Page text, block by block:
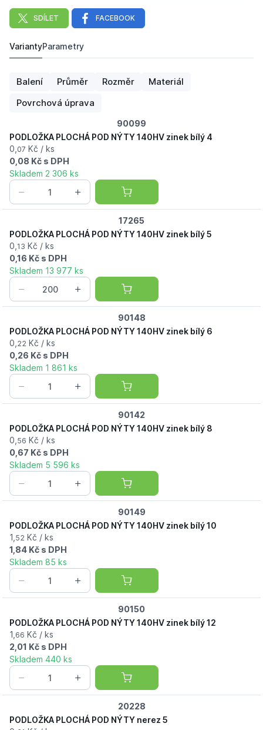
SDÍLET FACEBOOK
PODLOŽKA PLOCHÁ POD NÝTY 140HV zinek bílý 5
9, Kč
VariantyParametry
Balení Průměr Rozměr
Materiál
Povrchová úprava
90099
PODLOŽKA PLOCHÁ POD NÝTY 140HV zinek bílý 4
0, 07 Kč / ks
0,08 Kč s DPH
Skladem 2 306 ks
17265
PODLOŽKA PLOCHÁ POD NÝTY 140HV zinek bílý 5
0, 13 Kč / ks
0,16 Kč s DPH
Skladem 13 977 ks
90148
PODLOŽKA PLOCHÁ POD NÝTY 140HV zinek bílý 6
0, 22 Kč / ks
0,26 Kč s DPH
Skladem 1 861 ks
90142
PODLOŽKA PLOCHÁ POD NÝTY 140HV zinek bílý 8
0, 56 Kč / ks
0,67 Kč s DPH
Skladem 5 596 ks
90149
PODLOŽKA PLOCHÁ POD NÝTY 140HV zinek bílý 10
1, 52 Kč / ks
1,84 Kč s DPH
Skladem 85 ks
90150
PODLOŽKA PLOCHÁ POD NÝTY 140HV zinek bílý 12
1, 66 Kč / ks
2,01 Kč s DPH
Skladem 440 ks
20228
PODLOŽKA PLOCHÁ POD NÝTY nerez 5